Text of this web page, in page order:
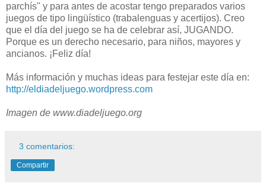
parchís" y para antes de acostar tengo preparados varios
juegos de tipo lingüístico (trabalenguas y acertijos). Creo
que el día del juego se ha de celebrar así, JUGANDO.
Porque es un derecho necesario, para niños, mayores y
ancianos. ¡Feliz día!
Más información y muchas ideas para festejar este día en:
http://eldiadeljuego.wordpress.com
Imagen de www.diadeljuego.org
3 comentarios:
Compartir